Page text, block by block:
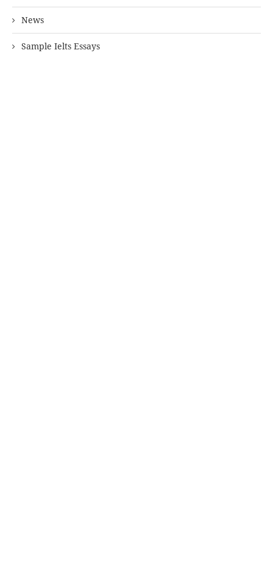
News
Sample Ielts Essays